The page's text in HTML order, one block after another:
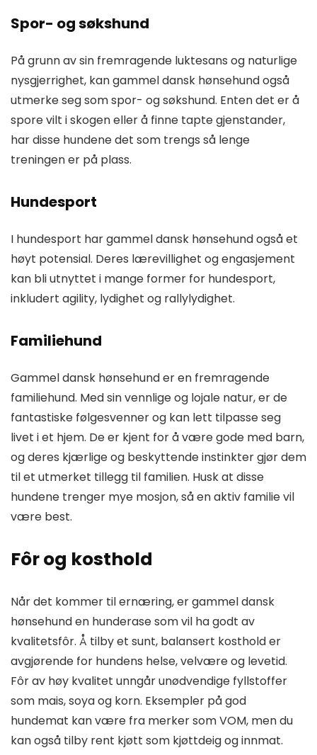
Spor- og søkshund
På grunn av sin fremragende luktesans og naturlige
nysgjerrighet, kan gammel dansk hønsehund også
utmerke seg som spor- og søkshund. Enten det er å
spore vilt i skogen eller å finne tapte gjenstander,
har disse hundene det som trengs så lenge
treningen er på plass.
Hundesport
I hundesport har gammel dansk hønsehund også et
høyt potensial. Deres lærevillighet og engasjement
kan bli utnyttet i mange former for hundesport,
inkludert agility, lydighet og rallylydighet.
Familiehund
Gammel dansk hønsehund er en fremragende
familiehund. Med sin vennlige og lojale natur, er de
fantastiske følgesvenner og kan lett tilpasse seg
livet i et hjem. De er kjent for å være gode med barn,
og deres kjærlige og beskyttende instinkter gjør dem
til et utmerket tillegg til familien. Husk at disse
hundene trenger mye mosjon, så en aktiv familie vil
være best.
Fôr og kosthold
Når det kommer til ernæring, er gammel dansk
hønsehund en hunderase som vil ha godt av
kvalitetsfôr. Å tilby et sunt, balansert kosthold er
avgjørende for hundens helse, velvære og levetid.
Fôr av høy kvalitet unngår unødvendige fyllstoffer
som mais, soya og korn. Eksempler på god
hundemat kan være fra merker som VOM, men du
kan også tilby rent kjøtt som kjøttdeig og innmat.